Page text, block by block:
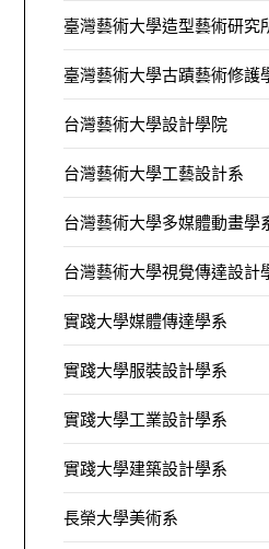
臺灣藝術大學造型藝術研究
臺灣藝術大學古蹟藝術修護
台灣藝術大學設計學院
台灣藝術大學工藝設計系
台灣藝術大學多媒體動畫學
台灣藝術大學視覺傳達設計
實踐大學媒體傳達學系
實踐大學服裝設計學系
實踐大學工業設計學系
實踐大學建築設計學系
長榮大學美術系